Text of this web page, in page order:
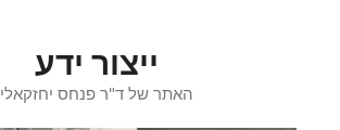
ייצור ידע
האתר של ד"ר פנחס יחזקאלי